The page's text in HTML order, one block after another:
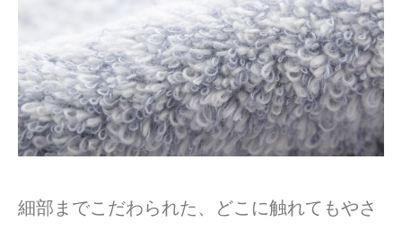
細部までこだわられた、どこに触れてもやさ